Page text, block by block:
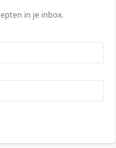
in je inbox.